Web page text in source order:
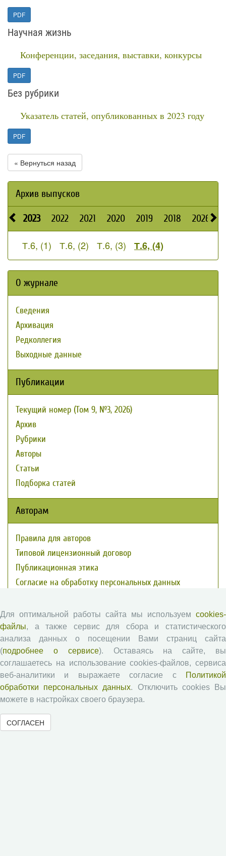
PDF
Научная жизнь
Конференции, заседания, выставки, конкурсы
PDF
Без рубрики
Указатель статей, опубликованных в 2023 году
PDF
« Вернуться назад
Архив выпусков
2023 2022 2021 2020 2019 2018 2026
Т.6, (1) Т.6, (2) Т.6, (3) Т.6, (4)
О журнале
Сведения
Архивация
Редколлегия
Выходные данные
Публикации
Текущий номер (Том 9, №3, 2026)
Архив
Рубрики
Авторы
Статьи
Подборка статей
Авторам
Правила для авторов
Типовой лицензионный договор
Публикационная этика
Согласие на обработку персональных данных
Рецензентам
Памятка рецензенту
Положение о рецензировании
Форма рецензии
Журналы ВолНЦ РАН
Для оптимальной работы сайта мы используем cookies-
файлы, а также сервис для сбора и статистического
анализа данных о посещении Вами страниц сайта
(подробнее о сервисе). Оставаясь на сайте, вы
соглашаетесь на использование cookies-файлов, сервиса
веб-аналитики и выражаете согласие с
Политикой
обработки персональных данных. Отключить cookies Вы
можете в настройках своего браузера.
СОГЛАСЕН